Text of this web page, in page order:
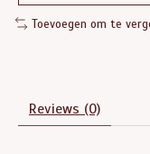
Toevoegen om te
Reviews (0)